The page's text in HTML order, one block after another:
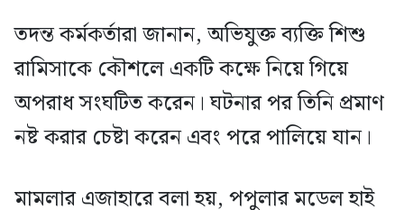
তদন্ত কর্মকর্তারা জানান, অভিযুক্ত ব্যক্তি শিশু
রামিসাকে কৌশলে একটি কক্ষে নিয়ে গিয়ে
অপরাধ সংঘটিত করেন। ঘটনার পর তিনি প্রমাণ
নষ্ট করার চেষ্টা করেন এবং পরে পালিয়ে যান।
মামলার এজাহারে বলা হয়, পপুলার মডেল হাই